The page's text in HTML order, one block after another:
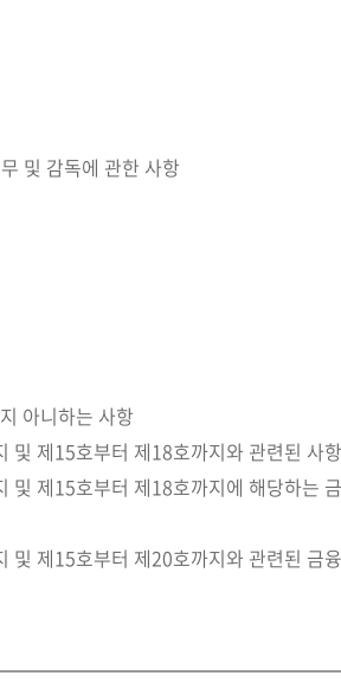
및 감독에 관한 사항
아니하는 사항
제15호부터 제18호까지와 관련된 사
제15호부터 제18호까지에 해당하는
제15호부터 제20호까지와 관련된 금